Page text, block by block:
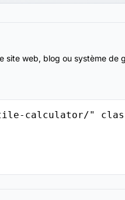
web, blog ou système de
calculator/"